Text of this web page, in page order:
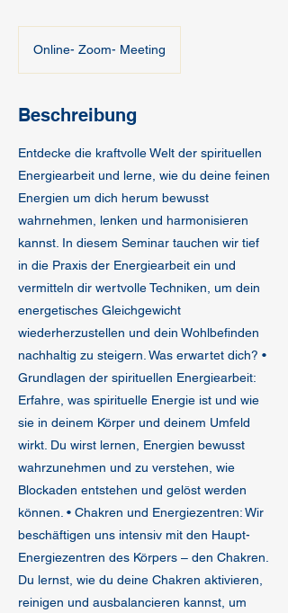
Online- Zoom- Meeting
Beschreibung
Entdecke die kraftvolle Welt der spirituellen
Energiearbeit und lerne, wie du deine feinen
Energien um dich herum bewusst
wahrnehmen, lenken und harmonisieren
kannst. In diesem Seminar tauchen wir tief
in die Praxis der Energiearbeit ein und
vermitteln dir wertvolle Techniken, um dein
energetisches Gleichgewicht
wiederherzustellen und dein Wohlbefinden
nachhaltig zu steigern. Was erwartet dich? •
Grundlagen der spirituellen Energiearbeit:
Erfahre, was spirituelle Energie ist und wie
sie in deinem Körper und deinem Umfeld
wirkt. Du wirst lernen, Energien bewusst
wahrzunehmen und zu verstehen, wie
Blockaden entstehen und gelöst werden
können. • Chakren und Energiezentren: Wir
beschäftigen uns intensiv mit den Haupt-
Energiezentren des Körpers – den Chakren.
Du lernst, wie du deine Chakren aktivieren,
reinigen und ausbalancieren kannst, um